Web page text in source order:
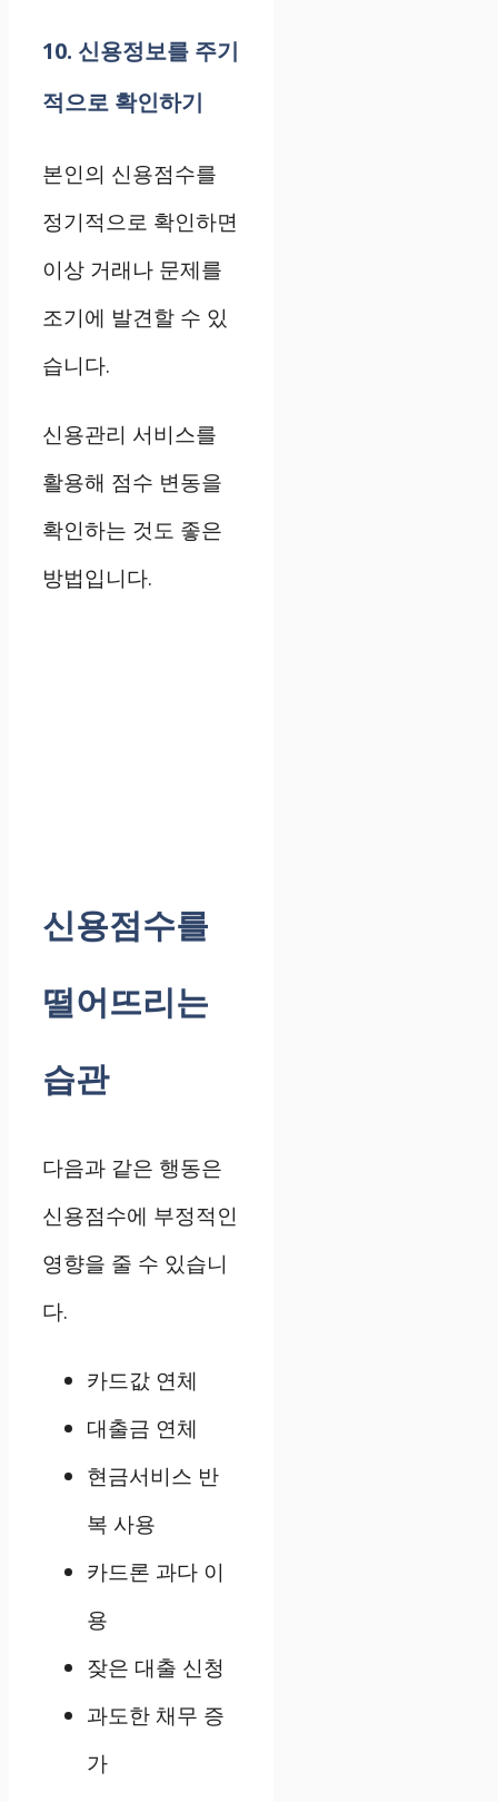
10. 신용정보를 주기
적으로 확인하기
본인의 신용점수를
정기적으로 확인하면
이상 거래나 문제를
조기에 발견할 수 있
습니다.
신용관리 서비스를
활용해 점수 변동을
확인하는 것도 좋은
방법입니다.
신용점수를
떨어뜨리는
습관
다음과 같은 행동은
신용점수에 부정적인
영향을 줄 수 있습니
다.
카드값 연체
대출금 연체
현금서비스 반
복 사용
카드론 과다 이
용
잦은 대출 신청
과도한 채무 증
가